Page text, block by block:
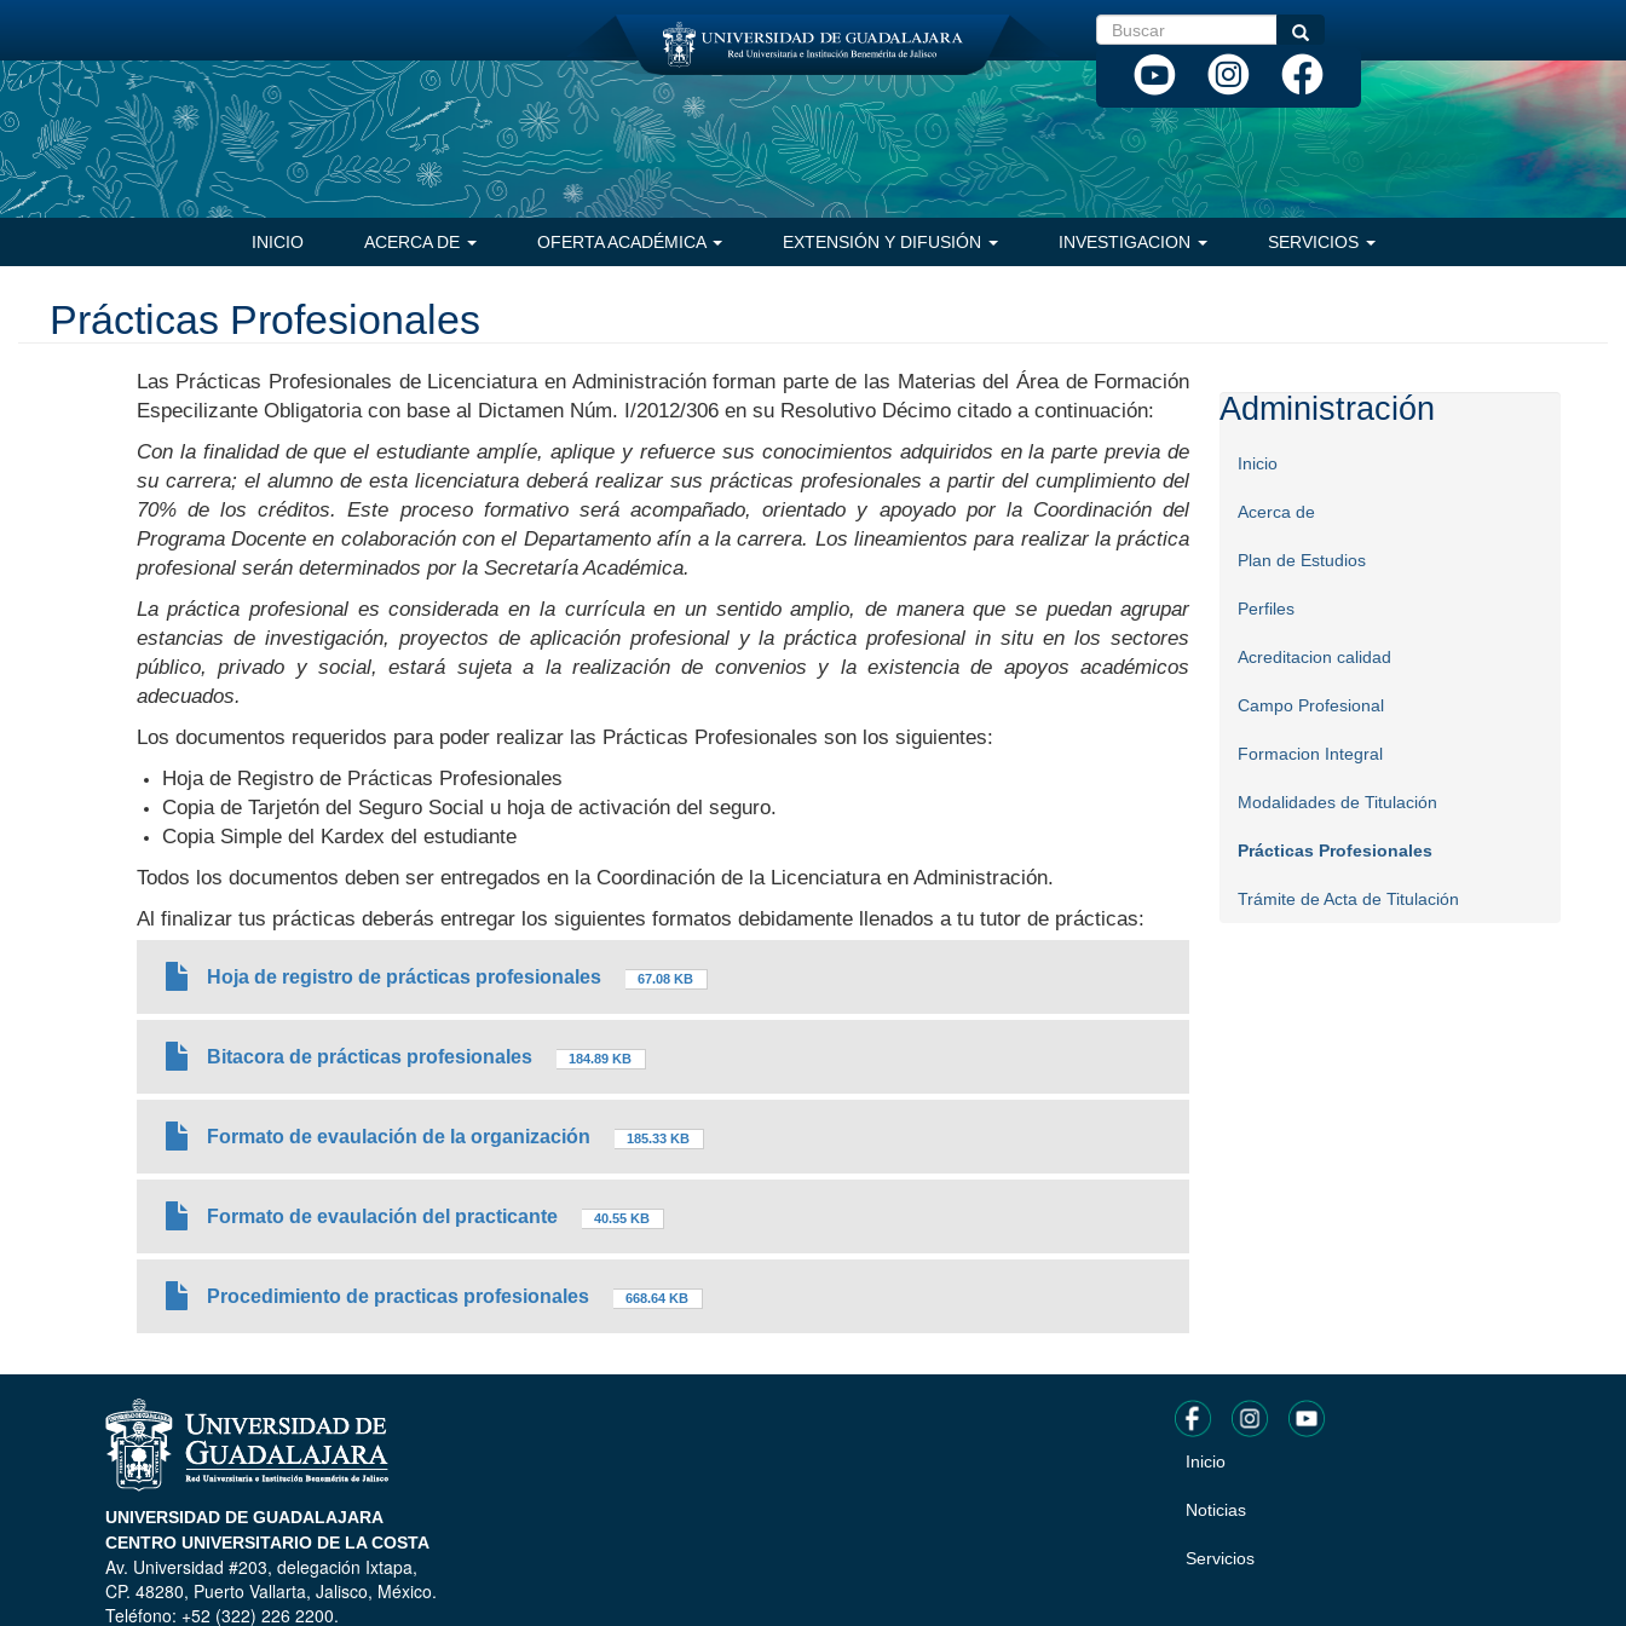
contenido
principal
Buscar Buscar
Navegación
principal
INICIO ACERCA DE OFERTA ACADÉMICA EXTENSIÓN Y DIFUSIÓN INVESTIGACION SERVICIOS
Prácticas Profesionales
Las Prácticas Profesionales de Licenciatura en Administración forman parte de las Materias del Área de Formación
Especilizante Obligatoria con base al Dictamen Núm. I/2012/306 en su Resolutivo Décimo citado a continuación:
Con la finalidad de que el estudiante amplíe, aplique y refuerce sus conocimientos adquiridos en la parte previa de
su carrera; el alumno de esta licenciatura deberá realizar sus prácticas profesionales a partir del cumplimiento del
70% de los créditos. Este proceso formativo será acompañado, orientado y apoyado por la Coordinación del
Programa Docente en colaboración con el Departamento afín a la carrera. Los lineamientos para realizar la práctica
profesional serán determinados por la Secretaría Académica.
La práctica profesional es considerada en la currícula en un sentido amplio, de manera que se puedan agrupar
estancias de investigación, proyectos de aplicación profesional y la práctica profesional in situ en los sectores
público, privado y social, estará sujeta a la realización de convenios y la existencia de apoyos académicos
adecuados.
Los documentos requeridos para poder realizar las Prácticas Profesionales son los siguientes:
Hoja de Registro de Prácticas Profesionales
Copia de Tarjetón del Seguro Social u hoja de activación del seguro.
Copia Simple del Kardex del estudiante
Todos los documentos deben ser entregados en la Coordinación de la Licenciatura en Administración.
Al finalizar tus prácticas deberás entregar los siguientes formatos debidamente llenados a tu tutor de prácticas:
Hoja de registro de prácticas profesionales 67.08 KB
Bitacora de prácticas profesionales 184.89 KB
Formato de evaulación de la organización 185.33 KB
Formato de evaulación del practicante 40.55 KB
Procedimiento de practicas profesionales 668.64 KB
Administración
Inicio
Acerca de
Plan de Estudios
Perfiles
Acreditacion calidad
Campo Profesional
Formacion Integral
Modalidades de Titulación
Prácticas Profesionales
Trámite de Acta de Titulación
UNIVERSIDAD DE GUADALAJARA
CENTRO UNIVERSITARIO DE LA COSTA
Av. Universidad #203, delegación Ixtapa,
CP. 48280, Puerto Vallarta, Jalisco, México.
Teléfono: +52 (322) 226 2200.
Pie
de
página
Inicio
Noticias
Servicios